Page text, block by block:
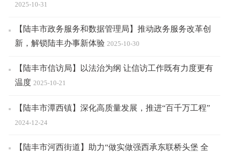
2025-10-31
【陆丰市政务服务和数据管理局】推动政务服务改革创
新，解锁陆丰办事新体验 2025-10-30
【陆丰市信访局】以法治为纲 让信访工作既有力度更有
温度 2025-10-21
【陆丰市潭西镇】深化高质量发展，推进“百千万工程”
2024-12-24
【陆丰市河西街道】助力“做实做强西承东联桥头堡 全